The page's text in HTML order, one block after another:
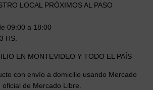
LOCAL PRÓXIMOS AL PASO
09:00 a 18:00
HS.
EN MONTEVIDEO Y TODO EL PAÍS
con envío a domicilio usando Mercado
oficial de Mercado Libre.